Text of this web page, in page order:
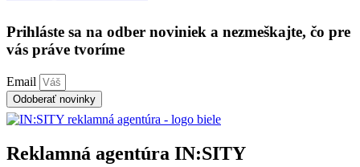
Prihláste sa na odber noviniek a nezmeškajte, čo pre
vás práve tvoríme
Email
Odoberať novinky
Reklamná agentúra IN:SITY